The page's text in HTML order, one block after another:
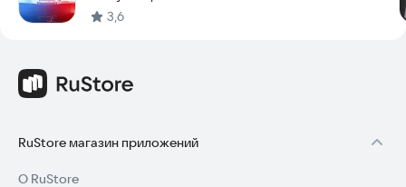
3,6
RuStore магазин приложений
О RuStore